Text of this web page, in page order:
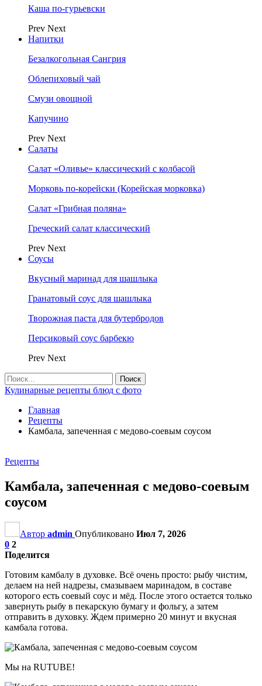
Каша по-гурьевски
Prev Next
Напитки
Безалкогольная Сангрия
Облепиховый чай
Смузи овощной
Капучино
Prev Next
Салаты
Салат «Оливье» классический с колбасой
Морковь по-корейски (Корейская морковка)
Салат «Грибная поляна»
Греческий салат классический
Prev Next
Соусы
Вкусный маринад для шашлыка
Гранатовый соус для шашлыка
Творожная паста для бутербродов
Персиковый соус барбекю
Prev Next
Кулинарные рецепты блюд с фото
Главная
Рецепты
Камбала, запеченная с медово-соевым соусом
Рецепты
Камбала, запеченная с медово-соевым
соусом
Автор admin Опубликовано Июл 7, 2026
0 2
Поделится
Готовим камбалу в духовке. Всё очень просто: рыбу чистим,
делаем на ней надрезы, смазываем маринадом, в составе
которого есть соевый соус и мёд. После этого остается только
завернуть рыбу в пекарскую бумагу и фольгу, а затем
отправить в духовку. Ждем примерно 20 минут и вкусная
камбала готова.
Мы на RUTUBE!